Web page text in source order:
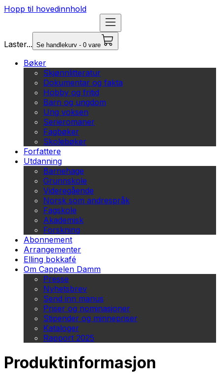
Hopp til hovedinnhold
Laster... Se handlekurv - 0 vare
Bøker
Skjønnlitteratur
Dokumentar og fakta
Hobby og fritid
Barn og ungdom
Ung voksen
Serieromaner
Fagbøker
Skolebøker
Forfattere
Utdanning
Barnehage
Grunnskole
Videregående
Norsk som andrespråk
Fagskole
Akademisk
Forskning
Abonnement
Arrangementer
Elling bokkafé
Om Cappelen Damm
Presse
Nyhetsbrev
Send inn manus
Priser og nominasjoner
Stipender og minnepriser
Kataloger
Rapport 2025
Produktinformasjon